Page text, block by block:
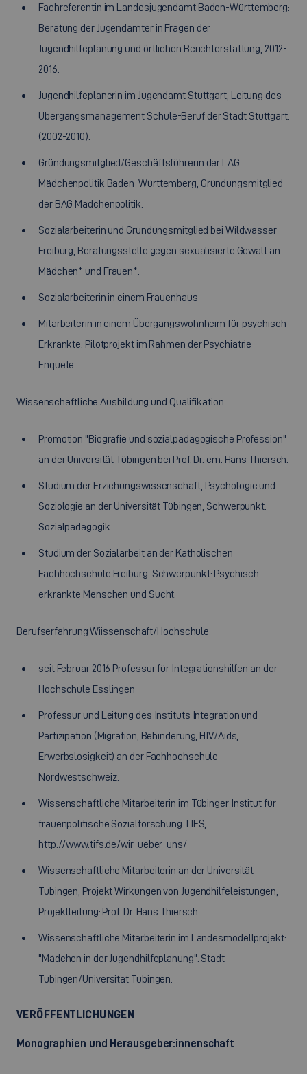
Fachreferentin im Landesjugendamt Baden-Württemberg:
Beratung der Jugendämter in Fragen der
Jugendhilfeplanung und örtlichen Berichterstattung, 2012-
2016.
Jugendhilfeplanerin im Jugendamt Stuttgart, Leitung des
Übergangsmanagement Schule-Beruf der Stadt Stuttgart.
(2002-2010).
Gründungsmitglied/Geschäftsführerin der LAG
Mädchenpolitik Baden-Württemberg, Gründungsmitglied
der BAG Mädchenpolitik.
Sozialarbeiterin und Gründungsmitglied bei Wildwasser
Freiburg, Beratungsstelle gegen sexualisierte Gewalt an
Mädchen* und Frauen*.
Sozialarbeiterin in einem Frauenhaus
Mitarbeiterin in einem Übergangswohnheim für psychisch
Erkrankte. Pilotprojekt im Rahmen der Psychiatrie-
Enquete
Wissenschaftliche Ausbildung und Qualifikation
Promotion "Biografie und sozialpädagogische Profession"
an der Universität Tübingen bei Prof. Dr. em. Hans Thiersch.
Studium der Erziehungswissenschaft, Psychologie und
Soziologie an der Universität Tübingen, Schwerpunkt:
Sozialpädagogik.
Studium der Sozialarbeit an der Katholischen
Fachhochschule Freiburg. Schwerpunkt: Psychisch
erkrankte Menschen und Sucht.
Berufserfahrung Wiissenschaft/Hochschule
seit Februar 2016 Professur für Integrationshilfen an der
Hochschule Esslingen
Professur und Leitung des Instituts Integration und
Partizipation (Migration, Behinderung, HIV/Aids,
Erwerbslosigkeit) an der Fachhochschule
Nordwestschweiz.
Wissenschaftliche Mitarbeiterin im Tübinger Institut für
frauenpolitische Sozialforschung TIFS,
http://www.tifs.de/wir-ueber-uns/
Wissenschaftliche Mitarbeiterin an der Universität
Tübingen, Projekt Wirkungen von Jugendhilfeleistungen,
Projektleitung: Prof. Dr. Hans Thiersch.
Wissenschaftliche Mitarbeiterin im Landesmodellprojekt:
"Mädchen in der Jugendhilfeplanung". Stadt
Tübingen/Universität Tübingen.
VERÖFFENTLICHUNGEN
Monographien und Herausgeber:innenschaft